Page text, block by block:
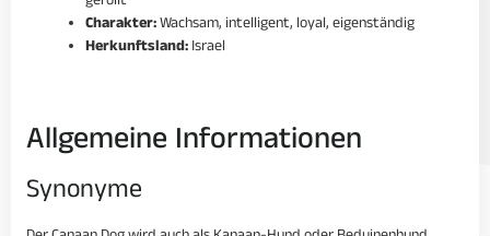
Charakter:Wachsam, intelligent, loyal, eigenständig
Herkunftsland:Israel
Allgemeine Informationen
Synonyme